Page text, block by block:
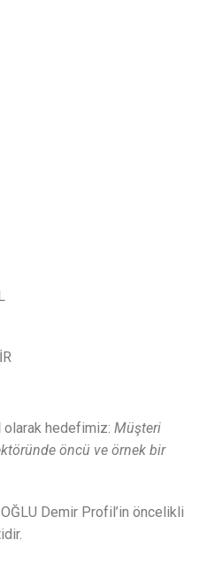
olarak hedefimiz: Müşteri
öncü ve örnek bir
Demir Profil’in öncelikli